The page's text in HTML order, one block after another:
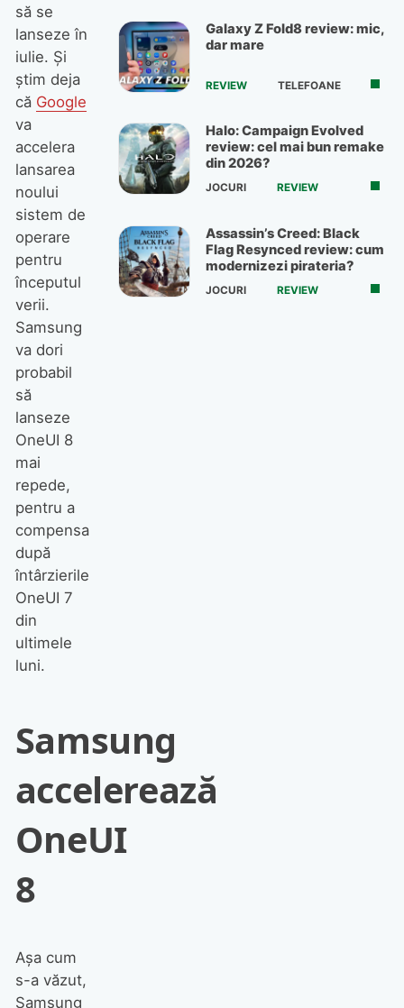
să se
lanseze în
iulie. Și
știm deja
că Google
va
accelera
lansarea
noului
sistem de
operare
pentru
începutul
verii.
Samsung
va dori
probabil
să
lanseze
OneUI 8
mai
repede,
pentru a
compensa
după
întârzierile
OneUI 7
din
ultimele
luni.
Samsung
accelerează
OneUI
8
Așa cum
s-a văzut,
Samsung
Galaxy Z Fold8 review: mic,
dar mare
REVIEW TELEFOANE
Halo: Campaign Evolved
review: cel mai bun remake
din 2026?
JOCURI REVIEW
Assassin’s Creed: Black
Flag Resynced review: cum
modernizezi pirateria?
JOCURI REVIEW